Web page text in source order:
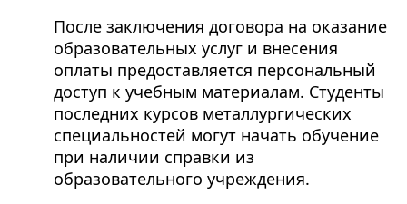
После заключения договора на оказание
образовательных услуг и внесения
оплаты предоставляется персональный
доступ к учебным материалам. Студенты
последних курсов металлургических
специальностей могут начать обучение
при наличии справки из
образовательного учреждения.